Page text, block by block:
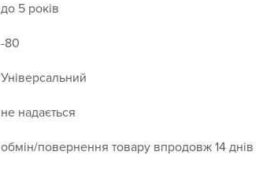
до 5 років
-80
Універсальний
не надається
обмін/повернення товару впродовж 14 днів